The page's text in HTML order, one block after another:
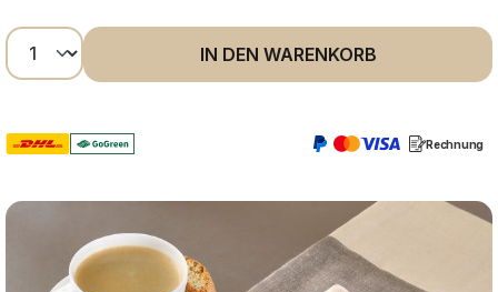
Produkt Anzahl: Gib den gewünschten
IN DEN WARENKORB
Rechnung